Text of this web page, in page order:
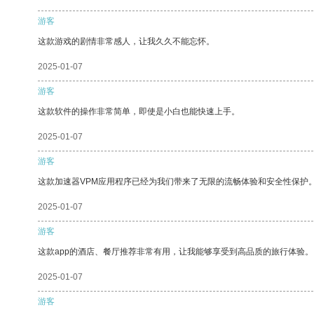
游客
这款游戏的剧情非常感人，让我久久不能忘怀。
2025-01-07
游客
这款软件的操作非常简单，即使是小白也能快速上手。
2025-01-07
游客
这款加速器VPM应用程序已经为我们带来了无限的流畅体验和安全性保护
2025-01-07
游客
这款app的酒店、餐厅推荐非常有用，让我能够享受到高品质的旅行体验。
2025-01-07
游客